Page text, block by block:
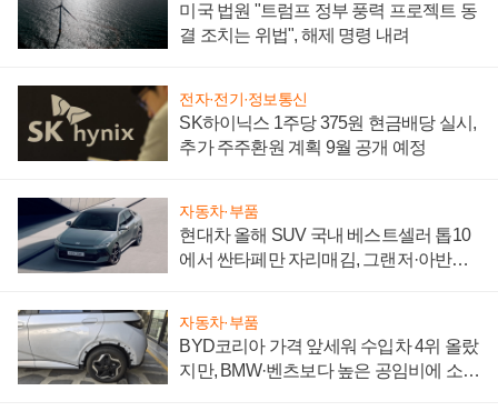
미국 법원 "트럼프 정부 풍력 프로젝트 동
결 조치는 위법", 해제 명령 내려
전자·전기·정보통신
SK하이닉스 1주당 375원 현금배당 실시,
추가 주주환원 계획 9월 공개 예정
자동차·부품
현대차 올해 SUV 국내 베스트셀러 톱10
에서 싼타페만 자리매김, 그랜저·아반떼
자동차·부품
BYD코리아 가격 앞세워 수입차 4위 올랐
지만, BMW·벤츠보다 높은 공임비에 소비